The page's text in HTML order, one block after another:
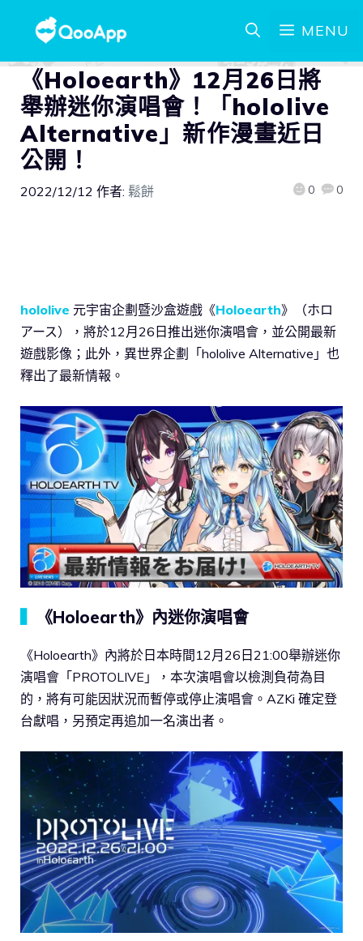
MENU
《Holoearth》12月26日將
舉辦迷你演唱會！「hololive
Alternative」新作漫畫近日
公開！
2022/12/12 作者: 鬆餅 0 0
hololive 元宇宙企劃暨沙盒遊戲《Holoearth》（ホロ
アース），將於12月26日推出迷你演唱會，並公開最新
遊戲影像；此外，異世界企劃「hololive Alternative」也
釋出了最新情報。
《Holoearth》內迷你演唱會
《Holoearth》內將於日本時間12月26日21:00舉辦迷你
演唱會「PROTOLIVE」，本次演唱會以檢測負荷為目
的，將有可能因狀況而暫停或停止演唱會。AZKi 確定登
台獻唱，另預定再追加一名演出者。